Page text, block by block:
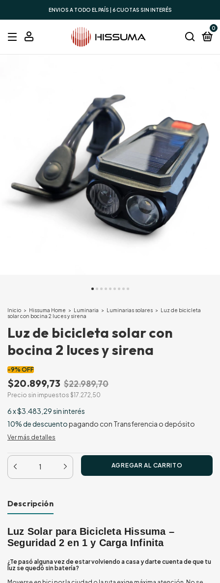
ENVIOS A TODO EL PAÍS | 6 CUOTAS SIN INTERÉS
0
Inicio > Hissuma Home > Luminaria > Luminarias solares > Luz de bicicleta
solar con bocina 2 luces y sirena
Luz de bicicleta solar con
bocina 2 luces y sirena
-9% OFF
$20.899,73 $22.989,70
Precio sin impuestos $17.272,50
6x$3.483,29sin interés
10% de descuentopagando con Transferencia o depósito
Ver más detalles
Descripción
Luz Solar para Bicicleta Hissuma –
Seguridad 2 en 1 y Carga Infinita
¿Te pasó alguna vez de estar volviendo a casa y darte cuenta de que tu
luz se quedó sin batería?